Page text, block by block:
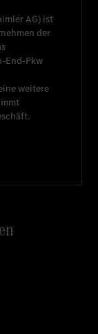
AG) ist
der
End-Pkw
weitere